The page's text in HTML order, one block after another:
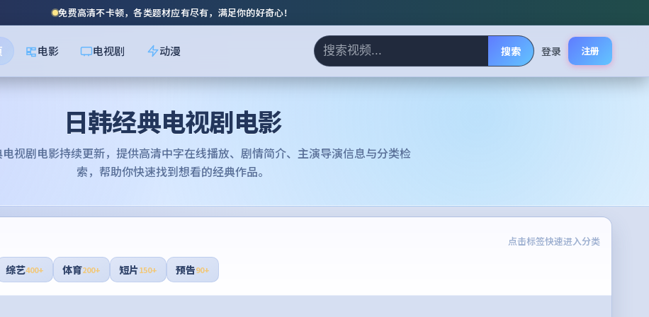
免费高清不卡顿，各类题材应有尽有，满足你的好奇心！
电影 电视剧 动漫 搜索 登录 注册
日韩经典电视剧电影
视剧电影持续更新，提供高清中字在线播放、剧情简介、主演导演信息与分类检
索，帮助你快速找到想看的经典作品。
点击标签快速进入分类
综艺400+ 体育200+ 短片150+ 预告90+